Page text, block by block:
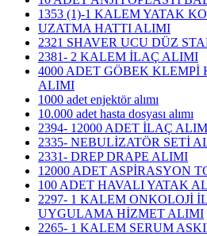
1353 (1)-1 KALEM YATAK
UZATMA HATTI ALIMI
2321 SHAVER UCU DÜZ
2381- 2 KALEM İLAÇ ALIMI
4000 ADET GÖBEK
ALIMI
1000 adet enjektör alımı
10.000 adet hasta dosyası alımı
2394- 12000 ADET İLAÇ
2335- NEBULİZATÖR SETİ
2331- DREP DRAPE ALIMI
12000 ADET ASPİRASYON
100 ADET HAVALI YATAK
2297- 1 KALEM ONKOLOJİ
UYGULAMA HİZMET ALIMI
2265- 1 KALEM SERUM